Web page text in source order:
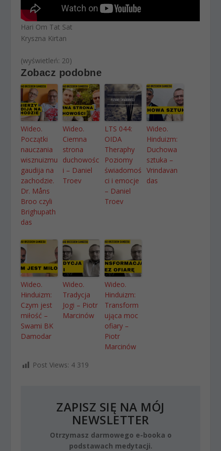
Hari Om Tat Sat
Kryszna Kirtan
(wyświetleń: 20)
Zobacz podobne
Wideo.
Początki
nauczania
wisznuizmu
gaudija na
zachodzie.
Dr. Måns
Broo czyli
Brighupath
das
Wideo.
Ciemna
strona
duchowośc
i – Daniel
Troev
LTS 044:
OIDA
Theraphy
Poziomy
świadomoś
ci i emocje
– Daniel
Troev
Wideo.
Hinduizm:
Duchowa
sztuka –
Vrindavan
das
Wideo.
Hinduizm:
Czym jest
miłość –
Swami BK
Damodar
Wideo.
Tradycja
Jogi – Piotr
Marcinów
Wideo.
Hinduizm:
Transform
ująca moc
ofiary –
Piotr
Marcinów
Post Views: 4 319
ZAPISZ SIĘ NA MÓJ
NEWSLETTER
Otrzymasz darmowego e-booka o
podstawach medytacji.